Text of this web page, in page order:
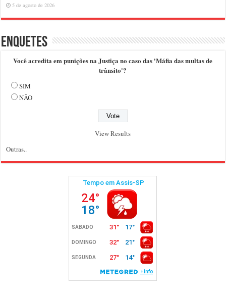
5 de agosto de 2026
Enquetes
Você acredita em punições na Justiça no caso das 'Máfia das multas de
trânsito'?
SIM
NÃO
View Results
Outras..